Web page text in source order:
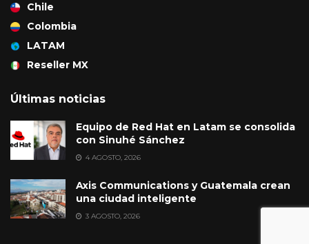
Chile
Colombia
LATAM
Reseller MX
Últimas noticias
Equipo de Red Hat en Latam se consolida
con Sinuhé Sánchez
4 AGOSTO, 2026
Axis Communications y Guatemala crean
una ciudad inteligente
3 AGOSTO, 2026